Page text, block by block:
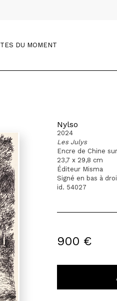
DU MOMENT
Nylso
2024
Les Julys
Encre de Chine
23,7 x 29,8 cm
Éditeur Misma
Signé en bas à
id. 54027
900 €